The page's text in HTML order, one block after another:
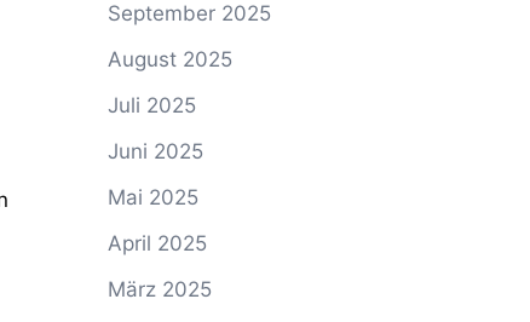
September 2025
August 2025
Juli 2025
Juni 2025
Mai 2025
April 2025
März 2025